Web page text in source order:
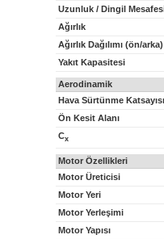
Uzunluk / Dingil
Ağırlık
Ağırlık Dağılımı (ön/arka)
Yakıt Kapasitesi
Aerodinamik
Hava Sürtünme Katsayısı
Ön Kesit Alanı
Cx
Motor Özellikleri
Motor Üreticisi
Motor Yeri
Motor Yerleşimi
Motor Yapısı